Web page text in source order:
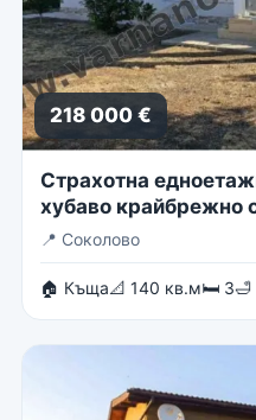
218 000 €
Страхотна
хубаво крайбрежно
📍 Соколово
🏠 Къща📐 140 кв.м🛏 3🛁